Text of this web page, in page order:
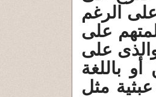
الرغم
على
على
باللغة
عبثية مثل